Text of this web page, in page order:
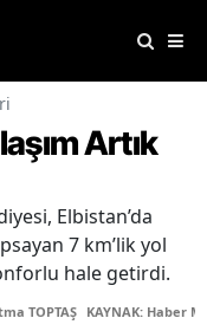
Artık
Elbistan’da
7 km’lik yol
hale getirdi.
TOPTAŞ KAYNAK: Haber